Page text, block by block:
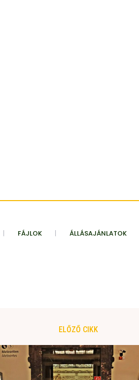
FÁJLOK ÁLLÁSAJÁNLATOK
ELŐZŐ CIKK